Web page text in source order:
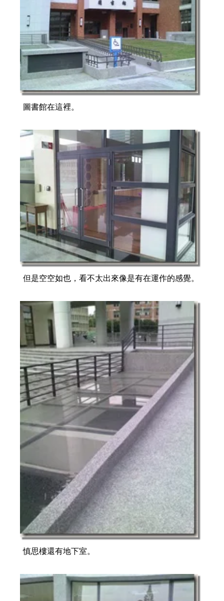
圖書館在這裡。
但是空空如也，看不太出來像是有在運作的感覺。
慎思樓還有地下室。